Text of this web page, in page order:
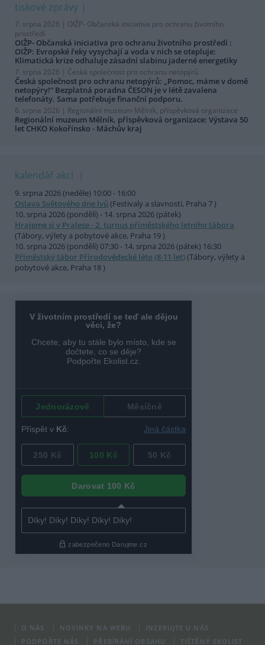
tiskové zprávy
7. srpna 2026 | OIŽP- Občanská iniciativa pro ochranu životního
prostředí
OIŽP- Občanská iniciativa pro ochranu životního prostředí :
OIŽP: Evropské řeky vysychají a voda v nich se otepluje:
Klimatická krize odhaluje zásadní slabinu jaderné energetiky
7. srpna 2026 | Česká společnost pro ochranu netopýrů
Česká společnost pro ochranu netopýrů: „Pomoc, máme v domě
netopýry!“ Bezplatná poradna ČESON je v létě zavalena
telefonáty. Sama potřebuje finanční podporu.
6. srpna 2026 | Regionální muzeum Mělník, příspěvková organizace
Regionální muzeum Mělník, příspěvková organizace: Výstava 50
let CHKO Kokořínsko - Máchův kraj
kalendář akcí
9. srpna 2026 (neděle) 10:00 - 16:00
Oslava Světového dne lvů (Festivaly a slavnosti, Praha 7 )
10. srpna 2026 (pondělí) - 14. srpna 2026 (pátek)
Hrajeme si v Pralese - 2. turnus příměstského letního tábora
(Tábory, výlety a pobytové akce, Praha 19 )
10. srpna 2026 (pondělí) 07:30 - 14. srpna 2026 (pátek) 16:30
Příměstský tábor Přírodovědecké léto (8-11 let)(Tábory, výlety a
pobytové akce, Praha 18 )
O NÁS NOVINKY NA WEBU
INZERUJTE U NÁS
PODPOŘTE NÁS
PŘEBÍRÁNÍ OBSAHU TIŠTĚNÝ EKOLIST